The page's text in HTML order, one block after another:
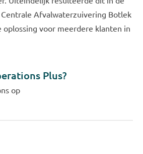
Afvalwaterzuivering Botlek
oplossing voor meerdere klanten in
Plus?
op